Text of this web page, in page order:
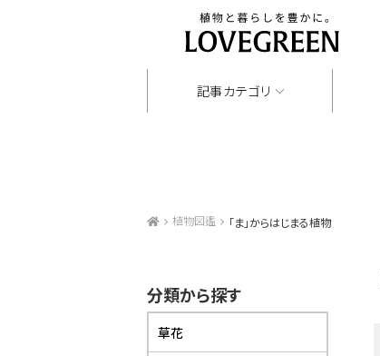
記事カテゴリ
植物図鑑 「ま」からはじまる植物
分類から探す
草花